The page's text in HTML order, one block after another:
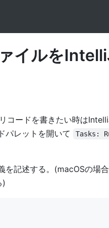
イルを
コードを書きたい時は
パレットを開いて
Tasks:
を記述する。(macOSの場
)